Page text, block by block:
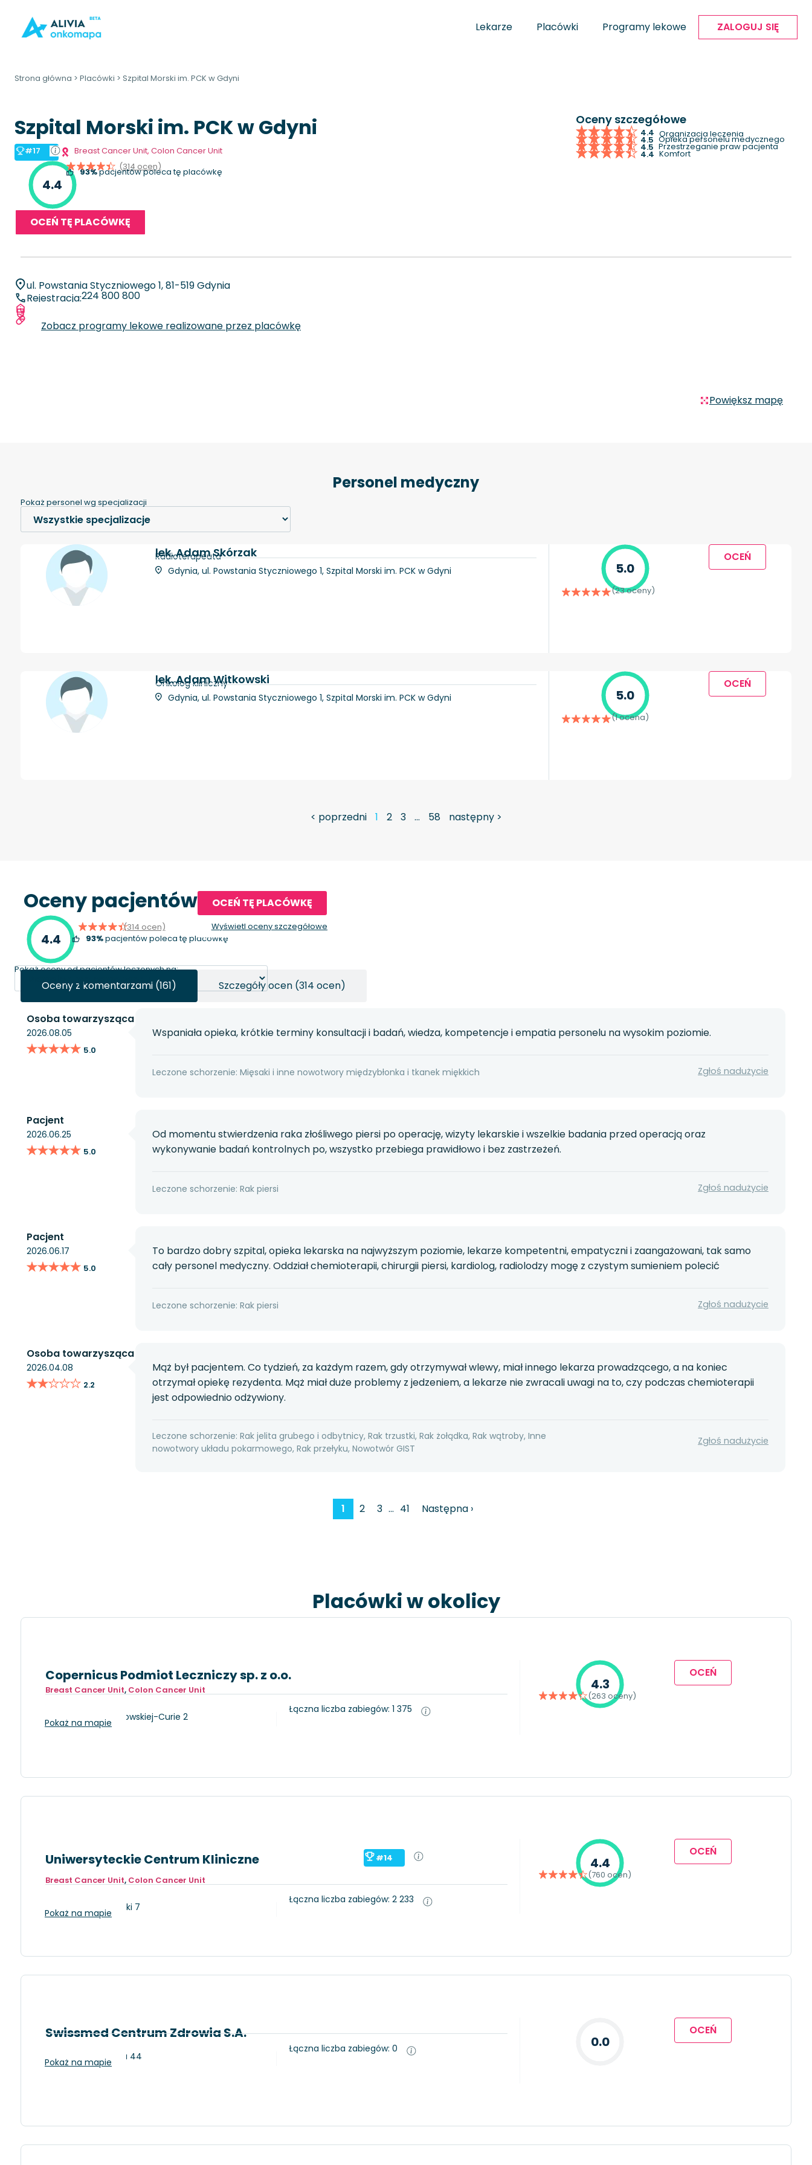
Lekarze Placówki Programy lekowe ZALOGUJ SIĘ
Strona główna > Placówki > Szpital Morski im. PCK w Gdyni
Szpital Morski im. PCK w Gdyni
#17 Breast Cancer Unit, Colon Cancer Unit
4.4
(314 ocen)
93%pacjentów poleca tę placówkę
OCEŃ TĘ PLACÓWKĘ
Oceny szczegółowe
4.4 Organizacja leczenia
4.5 Opieka personelu medycznego
4.5 Przestrzeganie praw pacjenta
4.4 Komfort
ul. Powstania Styczniowego 1, 81-519 Gdynia
Rejestracja:224 800 800
Zobacz specjalizacje oraz liczby zabiegów
Zobacz programy lekowe realizowane przez placówkę
Powiększ mapę
Personel medyczny
Pokaż personel wg specjalizacji
lek. Adam Skórzak
Radioterapeuta
Gdynia, ul. Powstania Styczniowego 1, Szpital Morski im. PCK w Gdyni
5.0
(23 oceny)
OCEŃ
lek. Adam Witkowski
Onkolog kliniczny
Gdynia, ul. Powstania Styczniowego 1, Szpital Morski im. PCK w Gdyni
5.0
(1 ocena)
OCEŃ
< poprzedni 1 2 3 … 58 następny >
Oceny pacjentów OCEŃ TĘ PLACÓWKĘ
4.4
(314 ocen)
93%pacjentów poleca tę placówkę
Wyświetl oceny szczegółowe
Pokaż oceny od pacjentów leczonych na:
Oceny z komentarzami (161) Szczegóły ocen (314 ocen)
Osoba towarzysząca
2026.08.05
★★★★★
★★★★★ 5.0
Wspaniała opieka, krótkie terminy konsultacji i badań, wiedza, kompetencje i empatia personelu na wysokim poziomie.
Leczone schorzenie: Mięsaki i inne nowotwory międzybłonka i tkanek miękkich Zgłoś nadużycie
Pacjent
2026.06.25
★★★★★
★★★★★ 5.0
Od momentu stwierdzenia raka złośliwego piersi po operację, wizyty lekarskie i wszelkie badania przed operacją oraz
wykonywanie badań kontrolnych po, wszystko przebiega prawidłowo i bez zastrzeżeń.
Leczone schorzenie: Rak piersi Zgłoś nadużycie
Pacjent
2026.06.17
★★★★★
★★★★★ 5.0
To bardzo dobry szpital, opieka lekarska na najwyższym poziomie, lekarze kompetentni, empatyczni i zaangażowani, tak samo
cały personel medyczny. Oddział chemioterapii, chirurgii piersi, kardiolog, radiolodzy mogę z czystym sumieniem polecić
Leczone schorzenie: Rak piersi Zgłoś nadużycie
Osoba towarzysząca
2026.04.08
★★★★★
★★★★★ 2.2
Mąż był pacjentem. Co tydzień, za każdym razem, gdy otrzymywał wlewy, miał innego lekarza prowadzącego, a na koniec
otrzymał opiekę rezydenta. Mąż miał duże problemy z jedzeniem, a lekarze nie zwracali uwagi na to, czy podczas chemioterapii
jest odpowiednio odżywiony.
Leczone schorzenie: Rak jelita grubego i odbytnicy, Rak trzustki, Rak żołądka, Rak wątroby, Inne
nowotwory układu pokarmowego, Rak przełyku, Nowotwór GIST
Zgłoś nadużycie
1 2 3 … 41 Następna ›
Placówki w okolicy
Copernicus Podmiot Leczniczy sp. z o.o.
Breast Cancer Unit, Colon Cancer Unit
Gdańsk, ul. Skłodowskiej-Curie 2
Pokaż na mapie
Łączna liczba zabiegów: 1 375
4.3
(263 oceny)
OCEŃ
Uniwersyteckie Centrum Kliniczne
#14
Breast Cancer Unit, Colon Cancer Unit
Gdańsk, ul. Dębinki 7
Pokaż na mapie
Łączna liczba zabiegów: 2 233
4.4
(760 ocen)
OCEŃ
Swissmed Centrum Zdrowia S.A.
Gdańsk, Wileńska 44
Pokaż na mapie
Łączna liczba zabiegów: 0 0.0
OCEŃ